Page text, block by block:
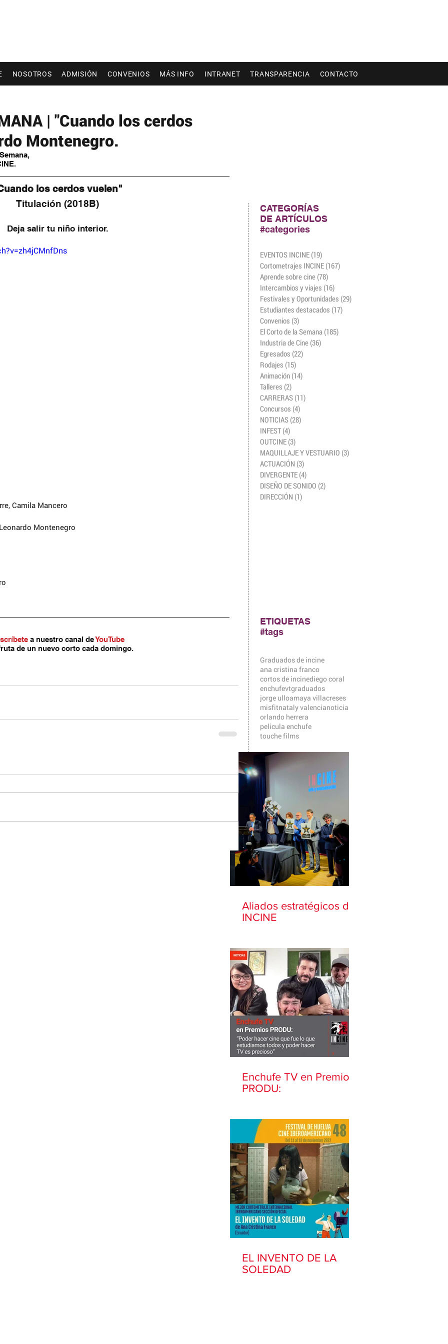
NOSOTROS ADMISIÓN CONVENIOS MÁS INFO INTRANET TRANSPARENCIA CONTACTO
CATEGORÍAS
DE ARTÍCULOS
#categories
EVENTOS INCINE (19)
Cortometrajes INCINE (167)
Aprende sobre cine (78)
Intercambios y viajes (16)
Festivales y Oportunidades (29)
Estudiantes destacados (17)
Convenios (3)
El Corto de la Semana (185)
Industria de Cine (36)
Egresados (22)
Rodajes (15)
Animación (14)
Talleres (2)
CARRERAS (11)
Concursos (4)
NOTICIAS (28)
INFEST (4)
OUTCINE (3)
MAQUILLAJE Y VESTUARIO (3)
ACTUACIÓN (3)
DIVERGENTE (4)
DISEÑO DE SONIDO (2)
DIRECCIÓN (1)
ETIQUETAS
#tags
Graduados de incine
ana cristina franco
cortos de incinediego coral
enchufevtgraduados
jorge ulloamaya villacreses
misfitnataly valencianoticia
orlando herrera
pelicula enchufe
touche films
hacer con una licencia igual a la
Aliados estratégicos de
INCINE
Enchufe TV en Premios
PRODU:
EL INVENTO DE LA
SOLEDAD
| "Cuando los cerdos
Montenegro.
los cerdos vuelen"
Titulación (2018B)
Deja salir tu niño interior.
Camila Mancero
Montenegro
a nuestro canal de YouTube
de un nuevo corto cada domingo.